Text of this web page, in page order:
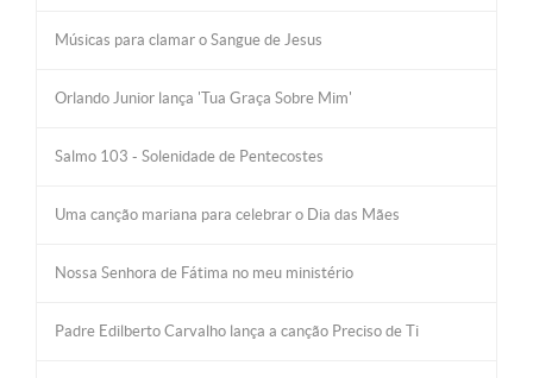
Músicas para clamar o Sangue de Jesus
Orlando Junior lança 'Tua Graça Sobre Mim'
Salmo 103 - Solenidade de Pentecostes
Uma canção mariana para celebrar o Dia das Mães
Nossa Senhora de Fátima no meu ministério
Padre Edilberto Carvalho lança a canção Preciso de Ti